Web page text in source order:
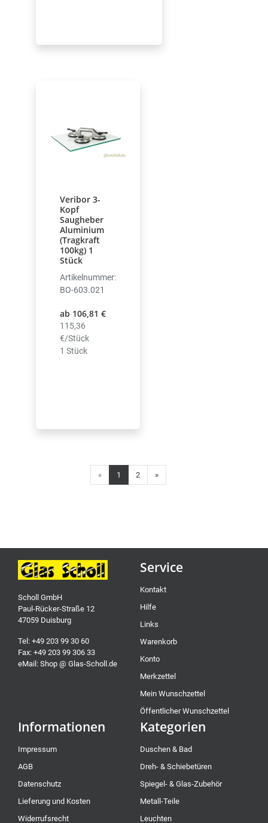
Veribor 3-
Kopf
Saugheber
Aluminium
(Tragkraft
100kg) 1
Stück
Artikelnummer:
BO-603.021
ab 106,81 €
115,36
€/Stück
1 Stück
« 1 2 »Weiter
Scholl GmbH
Paul-Rücker-Straße 12
47059 Duisburg
Tel: +49 203 99 30 60
Fax: +49 203 99 306 33
eMail: Shop @ Glas-Scholl.de
Service
Kontakt
Hilfe
Links
Warenkorb
Konto
Merkzettel
Mein Wunschzettel
Öffentlicher Wunschzettel
Informationen
Impressum
AGB
Datenschutz
Lieferung und Kosten
Widerrufsrecht
Kategorien
Duschen & Bad
Dreh- & Schiebetüren
Spiegel- & Glas-Zubehör
Metall-Teile
Leuchten